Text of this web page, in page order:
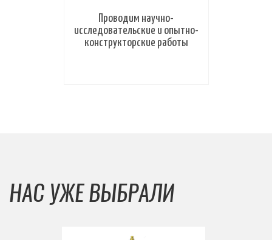
Проводим научно-
исследовательские и опытно-
конструкторские работы
НАС УЖЕ ВЫБРАЛИ